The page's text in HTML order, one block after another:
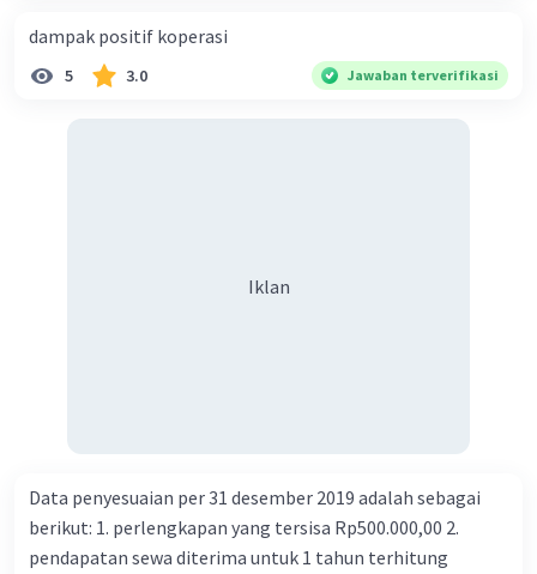
dampak positif koperasi
5 3.0 Jawaban terverifikasi
Iklan
Data penyesuaian per 31 desember 2019 adalah sebagai
berikut: 1. perlengkapan yang tersisa Rp500.000,00 2.
pendapatan sewa diterima untuk 1 tahun terhitung